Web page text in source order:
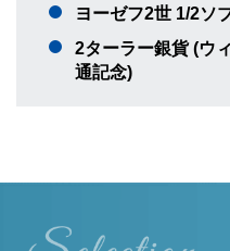
ヨーゼフ2世 1/2ソ
2ターラー銀貨 (ウ
通記念)